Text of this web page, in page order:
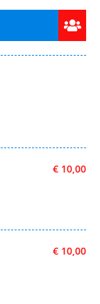
€ 10,00
€ 10,00